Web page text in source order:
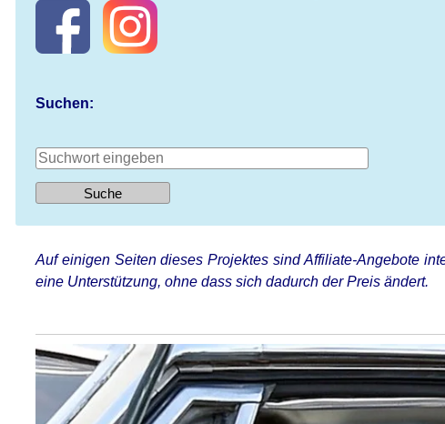
Suchen:
Auf einigen Seiten dieses Projektes sind Affiliate-Angebote
eine Unterstützung, ohne dass sich dadurch der Preis ändert.